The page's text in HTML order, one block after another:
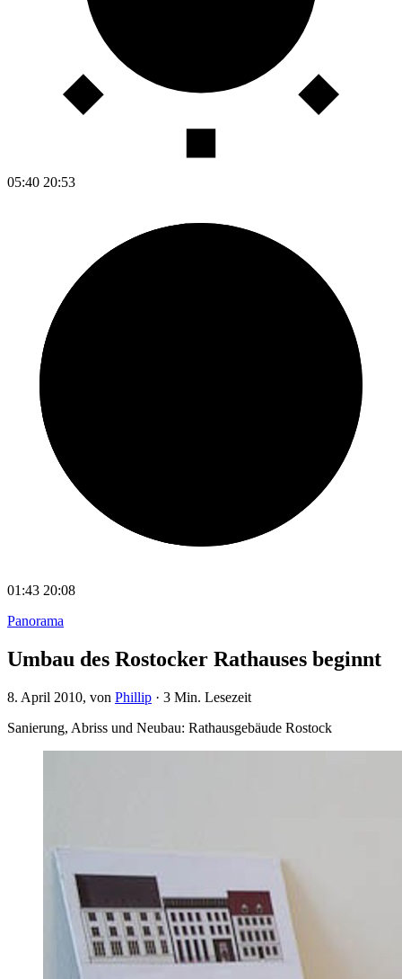
05:40 20:53
01:43 20:08
Panorama
Umbau des Rostocker Rathauses beginnt
8. April 2010, von Phillip · 3 Min. Lesezeit
Sanierung, Abriss und Neubau: Rathausgebäude Rostock